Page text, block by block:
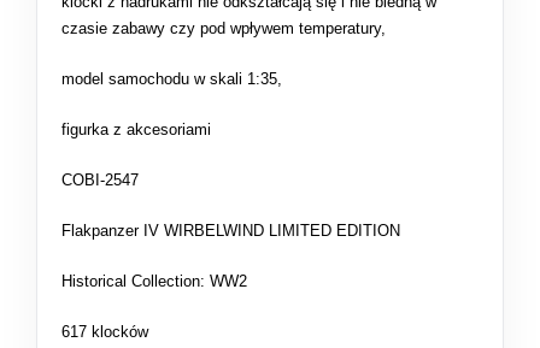
czasie zabawy czy pod wpływem temperatury,
model samochodu w skali 1:35,
figurka z akcesoriami
COBI-2547
Flakpanzer IV WIRBELWIND LIMITED EDITION
Historical Collection: WW2
617 klocków